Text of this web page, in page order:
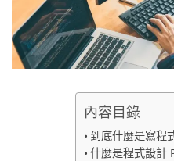
內容目錄
到底什麼是寫程
什麼是程式設計